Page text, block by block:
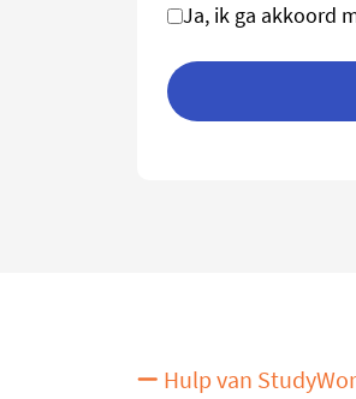
Ja, ik ga akkoord
Hulp van